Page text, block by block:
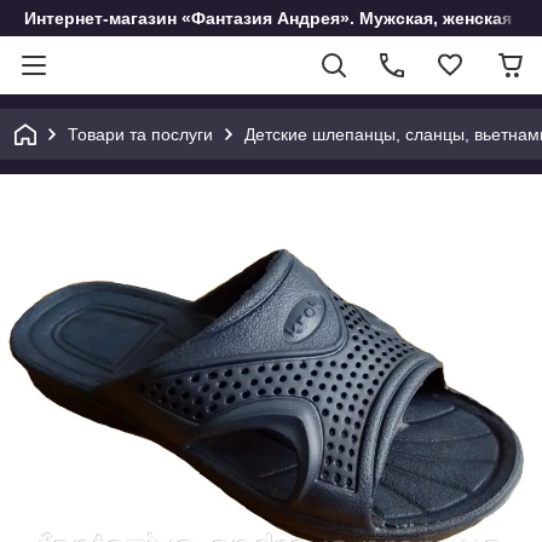
Интернет-магазин «Фантазия Андрея». Мужская, женская и
Товари та послуги Детские шлепанцы, сланцы,